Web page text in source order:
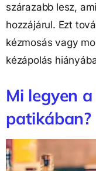
szárazabb lesz,
hozzájárul. Ezt
kézmosás vagy
kézápolás
Mi legyen
patikában?